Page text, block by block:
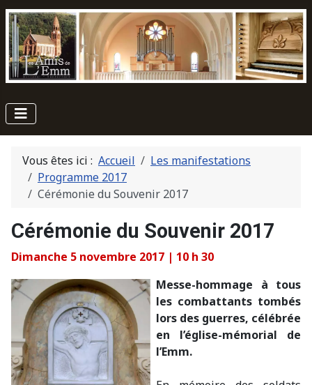
Vous êtes ici : Accueil
Les manifestations
Programme 2017
Cérémonie du Souvenir 2017
Cérémonie du Souvenir 2017
Dimanche 5 novembre 2017 | 10 h 30
Messe-hommage à tous
les combattants tombés
lors des guerres, célébrée
en l’église-mémorial de
l’Emm.